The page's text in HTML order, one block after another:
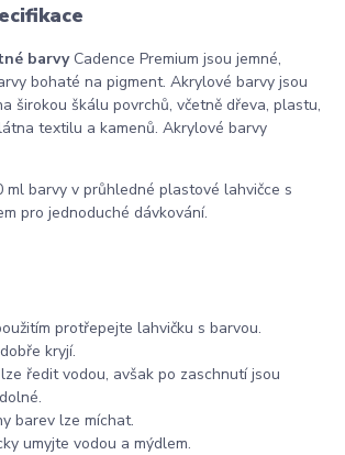
barvy Cadence Premium jsou jemné,
bohaté na pigment. Akrylové barvy jsou
širokou škálu povrchů, včetně dřeva, plastu,
textilu a kamenů. Akrylové barvy
ml barvy v průhledné plastové lahvičce s
pro jednoduché dávkování.
protřepejte lahvičku s barvou.
kryjí.
ředit vodou, avšak po zaschnutí jsou
barev lze míchat.
umyjte vodou a mýdlem.